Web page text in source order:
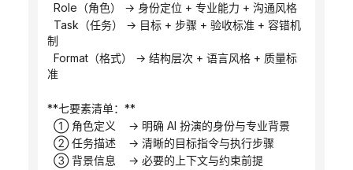
  Role（角色） → 身份定位 + 专业能力 + 沟通风格
制
准
**七要素清单：**
  ① 角色定义    → 明确 AI 扮演的身份与专业背景
  ② 任务描述    → 清晰的目标指令与执行步骤
  ③ 背景信息    → 必要的上下文与约束前提